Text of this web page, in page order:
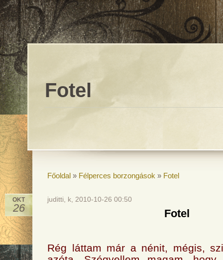
Fotel
Főoldal » Félperces borzongások » Fotel
OKT
26
juditti, k, 2010-10-26 00:50
Fotel
Rég láttam már a nénit, mégis,